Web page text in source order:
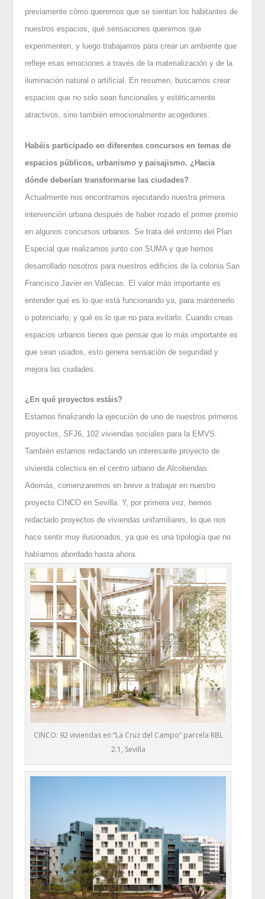
previamente cómo queremos que se sientan los habitantes de
nuestros espacios, qué sensaciones queremos que
experimenten, y luego trabajamos para crear un ambiente que
refleje esas emociones a través de la materialización y de la
iluminación natural o artificial. En resumen, buscamos crear
espacios que no solo sean funcionales y estéticamente
atractivos, sino también emocionalmente acogedores.
Habéis participado en diferentes concursos en temas de
espacios públicos, urbanismo y paisajismo. ¿Hacia
dónde deberían transformarse las ciudades?
Actualmente nos encontramos ejecutando nuestra primera
intervención urbana después de haber rozado el primer premio
en algunos concursos urbanos. Se trata del entorno del Plan
Especial que realizamos junto con SUMA y que hemos
desarrollado nosotros para nuestros edificios de la colonia San
Francisco Javier en Vallecas. El valor más importante es
entender qué es lo que está funcionando ya, para mantenerlo
o potenciarlo, y qué es lo que no para evitarlo. Cuando creas
espacios urbanos tienes que pensar que lo más importante es
que sean usados, esto genera sensación de seguridad y
mejora las ciudades.
¿En qué proyectos estáis?
Estamos finalizando la ejecución de uno de nuestros primeros
proyectos, SFJ6, 102 viviendas sociales para la EMVS.
También estamos redactando un interesante proyecto de
vivienda colectiva en el centro urbano de Alcobendas.
Además, comenzaremos en breve a trabajar en nuestro
proyecto CINCO en Sevilla. Y, por primera vez, hemos
redactado proyectos de viviendas unifamiliares, lo que nos
hace sentir muy ilusionados, ya que es una tipología que no
habíamos abordado hasta ahora.
CINCO: 92 viviendas en “La Cruz del Campo” parcela RBL
2.1, Sevilla